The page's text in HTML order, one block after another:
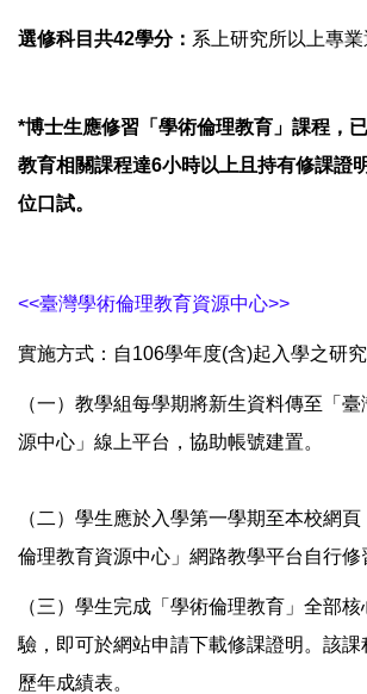
選修科目共42學分： 系上研究所以上專
*博士生應修習「學術倫理教育」課程，
教育相關課程達6小時以上且持有修課證
位口試。
<<臺灣學術倫理教育資源中心>>
實施方式：自106學年度(含)起入學之研
（一）教學組每學期將新生資料傳至「
源中心」線上平台，協助帳號建置。
（二）學生應於入學第一學期至本校網
倫理教育資源中心」網路教學平台自行修
（三）學生完成「學術倫理教育」全部
驗，即可於網站申請下載修課證明。該
歷年成績表。